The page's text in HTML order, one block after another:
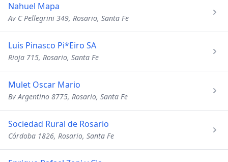
Nahuel Mapa
Av C Pellegrini 349, Rosario, Santa Fe
Luis Pinasco Pi*Eiro SA
Rioja 715, Rosario, Santa Fe
Mulet Oscar Mario
Bv Argentino 8775, Rosario, Santa Fe
Sociedad Rural de Rosario
Córdoba 1826, Rosario, Santa Fe